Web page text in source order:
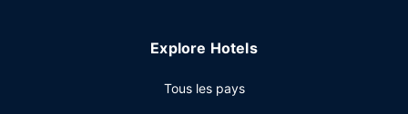
Vous profiterez de repas savoureux au restaurant de
Explore Hotels
Tous les pays